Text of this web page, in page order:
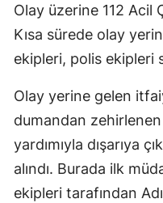
Olay üzerine 112 Acil
Kısa sürede olay
ekipleri, polis ekipleri
Olay yerine gelen
dumandan
yardımıyla dışarıya
alındı. Burada ilk
ekipleri tarafından